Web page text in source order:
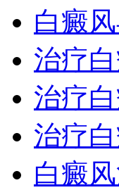
白癜
治疗
治疗
治疗
白癜